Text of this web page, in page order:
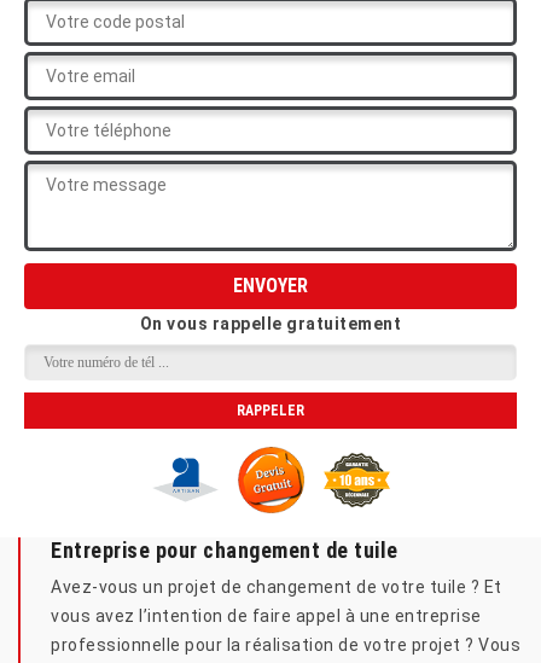
On vous rappelle gratuitement
Entreprise pour changement de tuile
Avez-vous un projet de changement de votre tuile ? Et
vous avez l’intention de faire appel à une entreprise
professionnelle pour la réalisation de votre projet ? Vous